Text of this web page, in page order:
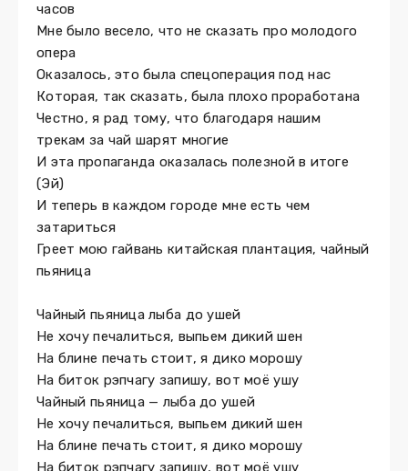
часов
Мне было весело, что не сказать про молодого
опера
Оказалось, это была спецоперация под нас
Которая, так сказать, была плохо проработана
Честно, я рад тому, что благодаря нашим
трекам за чай шарят многие
И эта пропаганда оказалась полезной в итоге
(Эй)
И теперь в каждом городе мне есть чем
затариться
Греет мою гайвань китайская плантация, чайный
пьяница
Чайный пьяница лыба до ушей
Не хочу печалиться, выпьем дикий шен
На блине печать стоит, я дико морошу
На биток рэпчагу запишу, вот моё ушу
Чайный пьяница — лыба до ушей
Не хочу печалиться, выпьем дикий шен
На блине печать стоит, я дико морошу
На биток рэпчагу запишу, вот моё ушу